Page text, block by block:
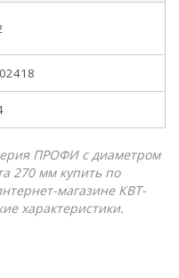
ПРОФИ с диаметром
270 мм купить по
магазине КВТ-
характеристики.